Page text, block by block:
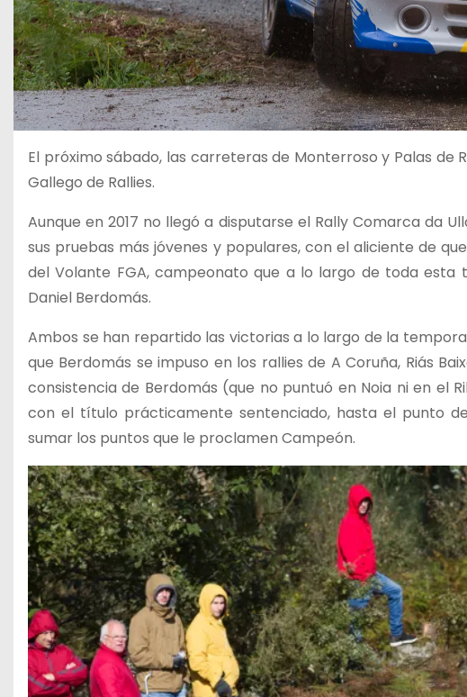
El próximo sábado, las carreteras de Monterroso y Palas de
Gallego de Rallies.
Aunque en 2017 no llegó a disputarse el Rally Comarca da
sus pruebas más jóvenes y populares, con el aliciente de
del Volante FGA, campeonato que a lo largo de toda
Daniel Berdomás.
Ambos se han repartido las victorias a lo largo de la
que Berdomás se impuso en los rallies de A Coruña, Riás
consistencia de Berdomás (que no puntuó en Noia ni en el
con el título prácticamente sentenciado, hasta el punto
sumar los puntos que le proclamen Campeón.